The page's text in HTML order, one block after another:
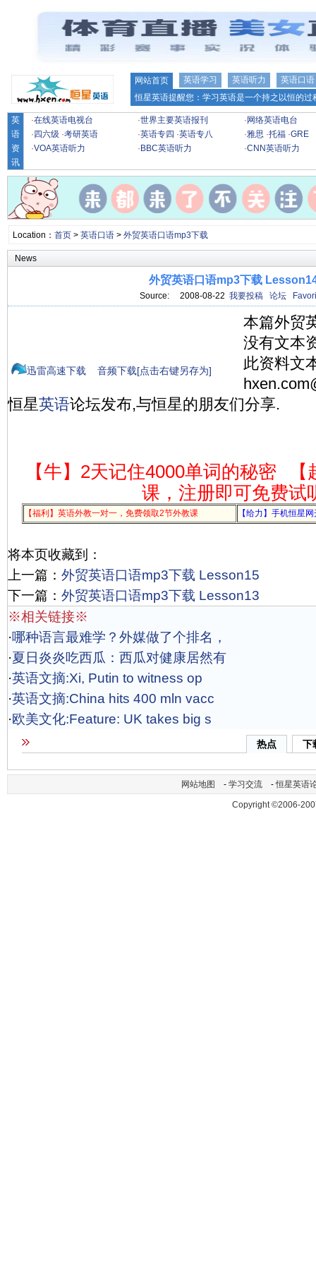
网站首页 英语学习 英语听力
英语口语
恒星英语提醒您：学习英语是一个持之以恒的
英
语
资
讯
·在线英语电视台 ·世界主要英语报刊 · 网络英语电台
· 四六级 ·考研英语 ·英语专四 ·英语专八 ·雅思 ·托福 ·GRE
·VOA英语听力 · BBC英语听力 ·CNN英语听力
Location： 首页> 英语口语> 外贸英语口语mp3下载
News
外贸英语口语mp3下载
Source: 2008-08-22 我要投稿 论坛
迅雷高速下载 音频下载[点击右键另存为]
本篇外贸
没有文本
此资料文
恒星英语论坛发布,与恒星的朋友们分享.
【牛】2天记住4000单词的秘密
课，注册即可免费试
【福利】英语外教一对一，免费领取2节外教课 【给力】手机恒星
将本页收藏到：
上一篇： 外贸英语口语mp3下载 Lesson15
下一篇： 外贸英语口语mp3下载 Lesson13
※相关链接※
·哪种语言最难学？外媒做了个排名，
·夏日炎炎吃西瓜：西瓜对健康居然有
·英语文摘:Xi, Putin to witness op
·英语文摘:China hits 400 mln vacc
·欧美文化:Feature: UK takes big s
热点 下
网站地图 - 学习交流 -恒星英语
Copyright ©2006-